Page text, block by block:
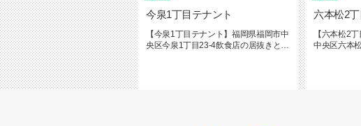
今泉1丁目テナント
【今泉1丁目テナント】福岡県福岡市中
央区今泉1丁目23-4飲食店の居抜きとな
六本松2
【六本松2
中央区六本